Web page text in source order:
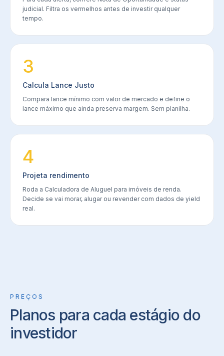
judicial. Filtra os vermelhos antes de investir qualquer
tempo.
3
Calcula Lance Justo
Compara lance mínimo com valor de mercado e define o
lance máximo que ainda preserva margem. Sem planilha.
4
Projeta rendimento
Roda a Calculadora de Aluguel para imóveis de renda.
Decide se vai morar, alugar ou revender com dados de yield
real.
PREÇOS
Planos para cada estágio do
investidor